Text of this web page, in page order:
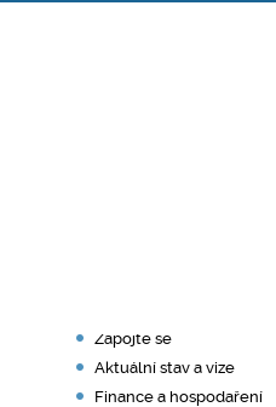
Zapojte se
Aktuální stav a vize
Finance a hospodaření